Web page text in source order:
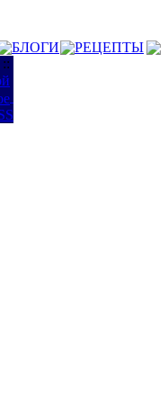
БЛОГИ
РЕЦЕПТЫ
::